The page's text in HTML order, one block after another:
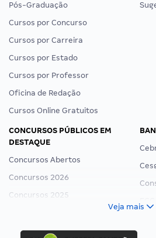
Pós-Graduação
Cursos por Concurso
Cursos por Carreira
Cursos por Estado
Cursos por Professor
Oficina de Redação
Cursos Online Gratuitos
CONCURSOS PÚBLICOS EM
DESTAQUE
Concursos Abertos
Concursos 2026
Concursos 2025
Concurso Ibama
Veja mais